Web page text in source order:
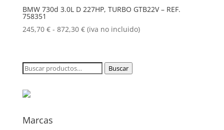
245,70 €
872,30 €
BMW 730d 3.0L D 227HP, TURBO GTB22V – REF.
758351
245,70 € - 872,30 €Rango
desde
245,70 €
(iva no incluido)
Buscar
Buscar
Marcas